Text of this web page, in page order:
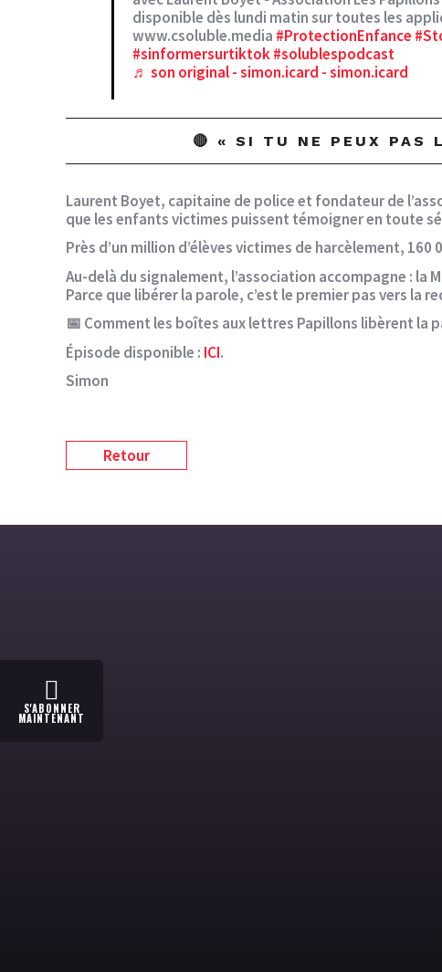
S'ABONNER
MAINTENANT
disponible dès lundi matin sur toutes les
www.csoluble.media #ProtectionEnfance
#sinformersurtiktok#solublespodcast
♬ son original - simon.icard - simon.icard
🔴 « SI TU NE PEUX PAS
Laurent Boyet, capitaine de police et fondateur de
que les enfants victimes puissent témoigner en toute
Près d’un million d’élèves victimes de harcèlement,
Au-delà du signalement, l’association accompagne :
Parce que libérer la parole, c’est le premier pas vers la
📅 Comment les boîtes aux lettres Papillons libèrent la
Épisode disponible : ICI.
Simon
Retour